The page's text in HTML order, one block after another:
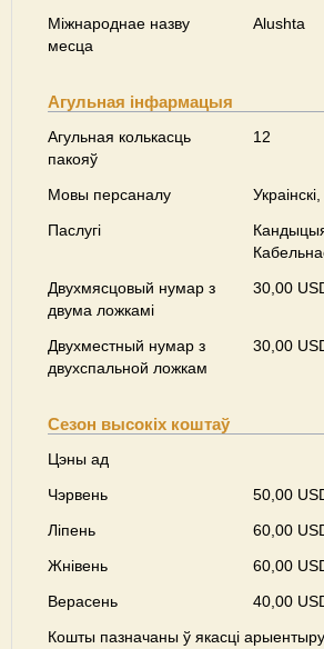
Міжнароднае назву
месца
Alushta
Агульная інфармацыя
Агульная колькасць
пакояў
12
Мовы персаналу
Паслугі
Двухмясцовый нумар з
двума ложкамі
30,00
Двухместный нумар з
двухспальной ложкам
30,00
Сезон высокіх коштаў
Цэны ад
Чэрвень
50,00
Ліпень
60,00
Жнівень
60,00
Верасень
40,00
Кошты пазначаны ў якасці